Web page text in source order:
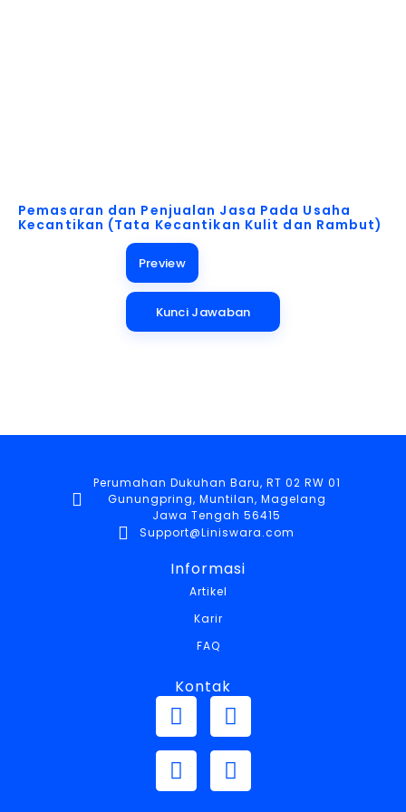
Pemasaran dan Penjualan Jasa Pada Usaha
Kecantikan (Tata Kecantikan Kulit dan Rambut)
Preview
Kunci Jawaban
Perumahan Dukuhan Baru, RT 02 RW 01
Gunungpring, Muntilan, Magelang
Jawa Tengah 56415
Support@Liniswara.com
Informasi
Artikel
Karir
FAQ
Kontak